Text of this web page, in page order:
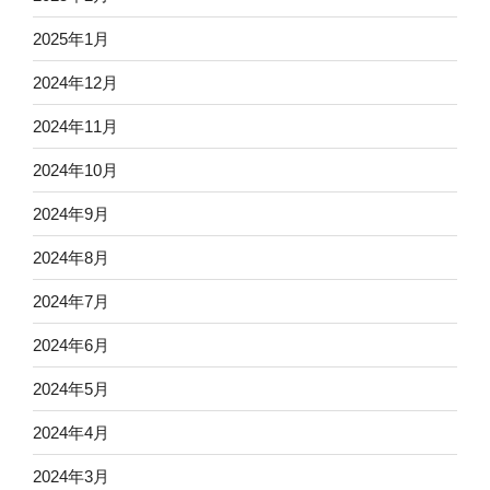
2025年1月
2024年12月
2024年11月
2024年10月
2024年9月
2024年8月
2024年7月
2024年6月
2024年5月
2024年4月
2024年3月